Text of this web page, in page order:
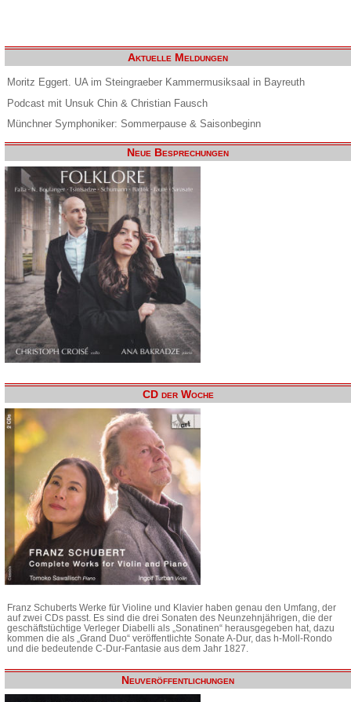
Aktuelle Meldungen
Moritz Eggert. UA im Steingraeber Kammermusiksaal in Bayreuth
Podcast mit Unsuk Chin & Christian Fausch
Münchner Symphoniker: Sommerpause & Saisonbeginn
Neue Besprechungen
CD der Woche
Franz Schuberts Werke für Violine und Klavier haben genau den Umfang, der
auf zwei CDs passt. Es sind die drei Sonaten des Neunzehnjährigen, die der
geschäftstüchtige Verleger Diabelli als „Sonatinen“ herausgegeben hat, dazu
kommen die als „Grand Duo“ veröffentlichte Sonate A-Dur, das h-Moll-Rondo
und die bedeutende C-Dur-Fantasie aus dem Jahr 1827.
Neuveröffentlichungen